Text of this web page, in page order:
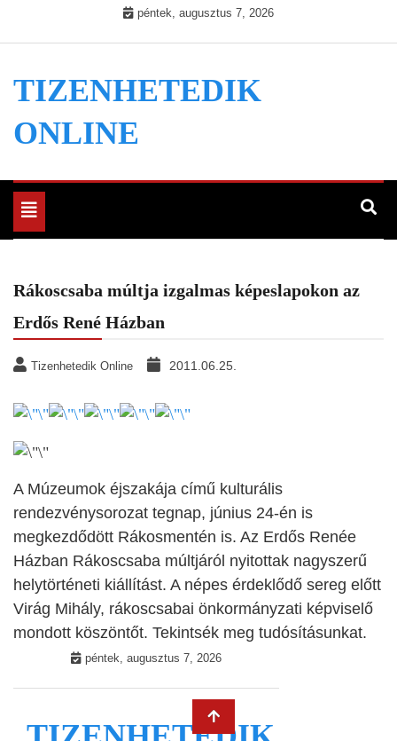
péntek, augusztus 7, 2026
TIZENHETEDIK
ONLINE
Toggle
navigation
Rákoscsaba múltja izgalmas képeslapokon az
Erdős René Házban
Tizenhetedik Online 2011.06.25.
A Múzeumok éjszakája című kulturális
rendezvénysorozat tegnap, június 24-én is
megkezdődött Rákosmentén is. Az Erdős Renée
Házban Rákoscsaba múltjáról nyitottak nagyszerű
helytörténeti kiállítást. A népes érdeklődő sereg előtt
Virág Mihály, rákoscsabai önkormányzati képviselő
mondott köszöntőt. Tekintsék meg tudósításunkat.